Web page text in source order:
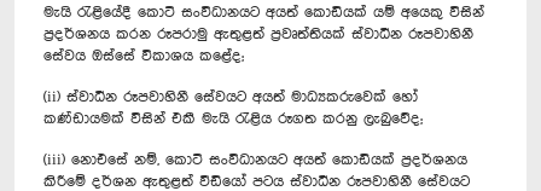
මැයි රැළියේදී කොටි සංවිධානයට අයත් කොඩියක් යම් අයෙකු විසින්
ප්‍රදර්ශනය කරන රූපරාමු ඇතුළත් ප්‍රවෘත්තියක් ස්වාධීන රූපවාහිනී
සේවය ඔස්සේ විකාශය කළේද;
(ii) ස්වාධීන රූපවාහිනී සේවයට අයත් මාධ්‍යකරුවෙක් හෝ
කණ්ඩායමක් විසින් එකී මැයි රැළිය රූගත කරනු ලැබුවේද;
(iii) නොඑසේ නම්, කොටි සංවිධානයට අයත් කොඩියක් ප්‍රදර්ශනය
කිරීමේ දර්ශන ඇතුළත් වීඩියෝ පටය ස්වාධීන රූපවාහිනී සේවයට